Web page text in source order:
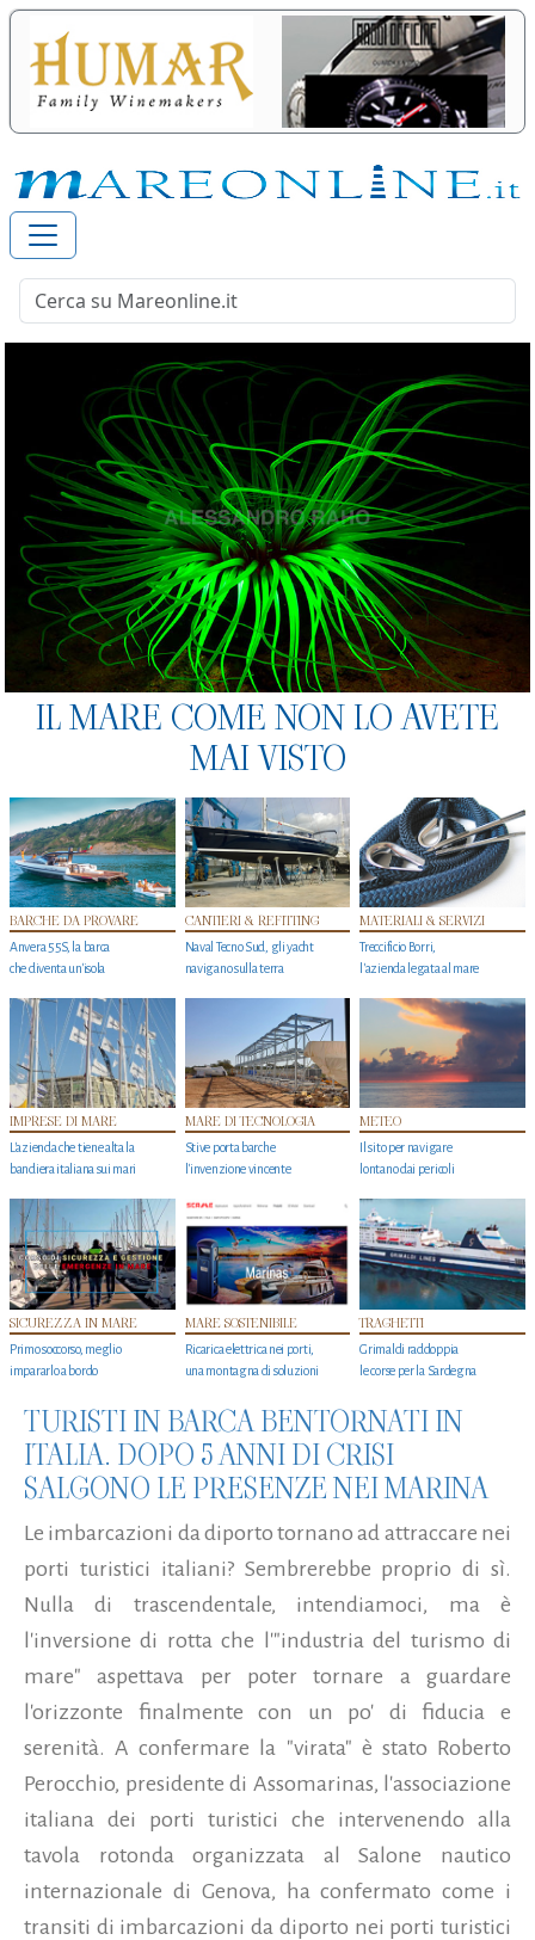
IL MARE COME NON LO AVETE
MAI VISTO
BARCHE DA PROVARE
Anvera 55S, la barca
che diventa un'isola
CANTIERI & REFITTING
Naval Tecno Sud, gli yacht
navigano sulla terra
MATERIALI & SERVIZI
Treccificio Borri,
l'azienda legata al mare
IMPRESE DI MARE
L'azienda che tiene alta la
bandiera italiana sui mari
MARE DI TECNOLOGIA
Stive porta barche
l'invenzione vincente
METEO
Il sito per navigare
lontano dai pericoli
SICUREZZA IN MARE
Primo soccorso, meglio
impararlo a bordo
MARE SOSTENIBILE
Ricarica elettrica nei porti,
una montagna di soluzioni
TRAGHETTI
Grimaldi raddoppia
le corse per la Sardegna
TURISTI IN BARCA BENTORNATI IN
ITALIA. DOPO 5 ANNI DI CRISI
SALGONO LE PRESENZE NEI MARINA
Le imbarcazioni da diporto tornano ad attraccare nei
porti turistici italiani? Sembrerebbe proprio di sì.
Nulla di trascendentale, intendiamoci, ma è
l'inversione di rotta che l'"industria del turismo di
mare" aspettava per poter tornare a guardare
l'orizzonte finalmente con un po' di fiducia e
serenità. A confermare la "virata" è stato Roberto
Perocchio, presidente di Assomarinas, l'associazione
italiana dei porti turistici che intervenendo alla
tavola rotonda organizzata al Salone nautico
internazionale di Genova, ha confermato come i
transiti di imbarcazioni da diporto nei porti turistici